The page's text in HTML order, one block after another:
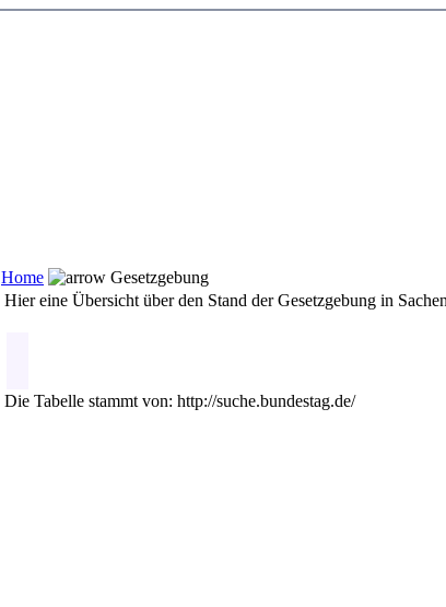
Home
Gesetzgebung
Hier eine Übersicht über den Stand der Gesetzgebung in
Die Tabelle stammt von: http://suche.bundestag.de/